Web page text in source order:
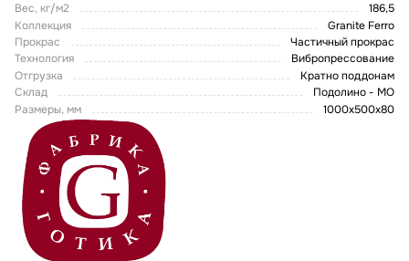
Вес, кг/м2
186,5
Коллекция
Granite Ferro
Прокрас
Частичный прокрас
Технология
Вибропрессование
Отгрузка
Кратно поддонам
Склад
Подолино - МО
Размеры, мм
1000x500x80